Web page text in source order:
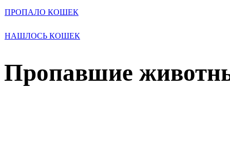
ПРОПАЛО КОШЕК
НАШЛОСЬ КОШЕК
Пропавшие